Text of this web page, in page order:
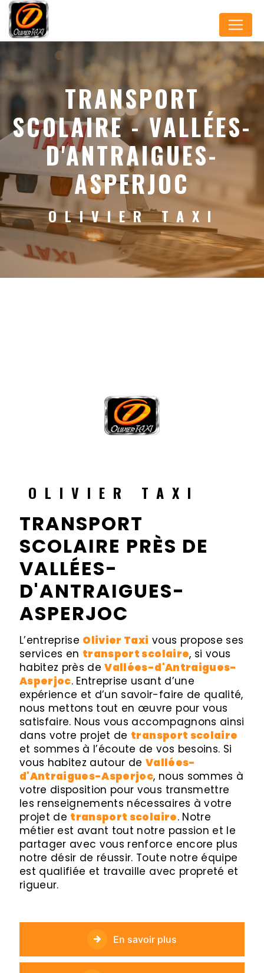
TRANSPORT
SCOLAIRE - VALLÉES-
D'ANTRAIGUES-
ASPERJOC
OLIVIER TAXI
OLIVIER TAXI
TRANSPORT
SCOLAIRE PRÈS DE
VALLÉES-
D'ANTRAIGUES-
ASPERJOC
L’entreprise Olivier Taxi vous propose ses
services en transport scolaire, si vous
habitez près deVallées-d'Antraigues-
Asperjoc. Entreprise usant d’une
expérience et d’un savoir-faire de qualité,
nous mettons tout en œuvre pour vous
satisfaire. Nous vous accompagnons ainsi
dans votre projet de transport scolaire
et sommes à l’écoute de vos besoins. Si
vous habitez autour de Vallées-
d'Antraigues-Asperjoc, nous sommes à
votre disposition pour vous transmettre
les renseignements nécessaires à votre
projet de transport scolaire. Notre
métier est avant tout notre passion et le
partager avec vous renforce encore plus
notre désir de réussir. Toute notre équipe
est qualifiée et travaille avec propreté et
rigueur.
En savoir plus
Panneau de gestion des cookies